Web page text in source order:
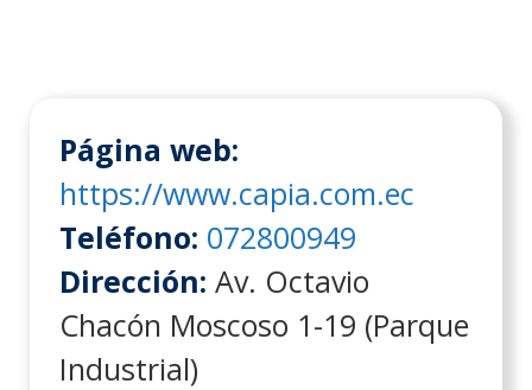
Página web:
https://www.capia.com.ec
Teléfono: 072800949
Dirección: Av. Octavio
Chacón Moscoso 1-19 (Parque
Industrial)